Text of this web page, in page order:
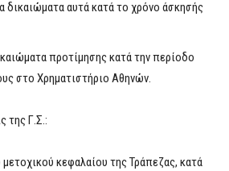
δικαιώματα αυτά κατά το χρόνο άσκησής
προτίμησης κατά την περίοδο
στο Χρηματιστήριο Αθηνών.
της Γ.Σ.:
κεφαλαίου της Τράπεζας, κατά